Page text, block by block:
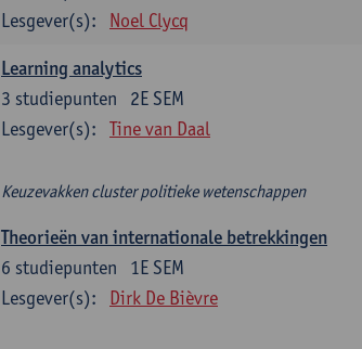
Lesgever(s):
Noel Clycq
Learning analytics
2E SEM
3 studiepunten
Lesgever(s):
Tine van Daal
Keuzevakken cluster politieke wetenschappen
Theorieën van internationale betrekkingen
1E SEM
6 studiepunten
Lesgever(s):
Dirk De Bièvre